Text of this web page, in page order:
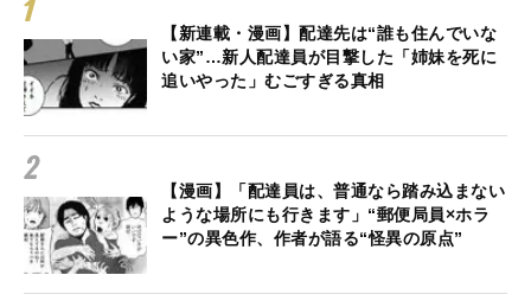
【新連載・漫画】配達先は“誰も住んでいな
い家”…新人配達員が目撃した「姉妹を死に
追いやった」むごすぎる真相
【漫画】「配達員は、普通なら踏み込まない
ような場所にも行きます」“郵便局員×ホラ
ー”の異色作、作者が語る“怪異の原点”